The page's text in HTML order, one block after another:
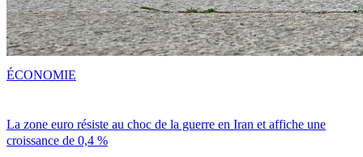
La zone euro résiste au choc de la guerre en Iran et affiche une
croissance de 0,4 %
ÉCONOMIE